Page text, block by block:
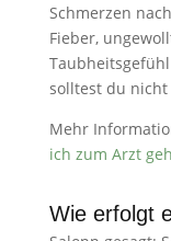
Schmerzen
Fieber,
solltest du nicht
Mehr
ich zum Arzt
Wie erfolgt